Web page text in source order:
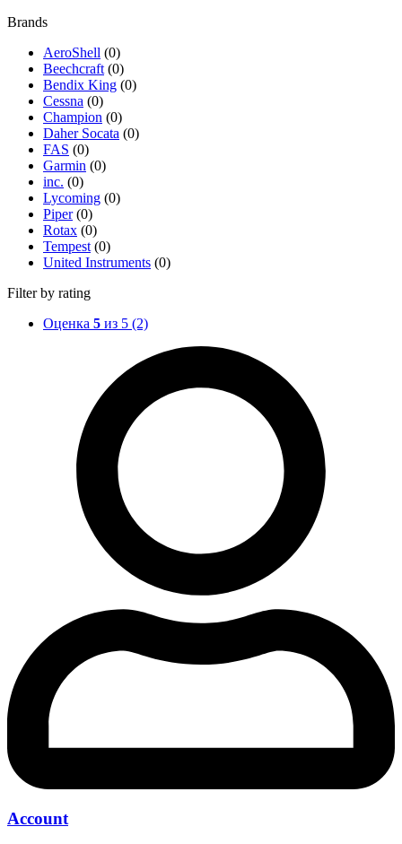
Brands
AeroShell (0)
Beechcraft (0)
Bendix King (0)
Cessna (0)
Champion (0)
Daher Socata (0)
FAS (0)
Garmin (0)
inc. (0)
Lycoming (0)
Piper (0)
Rotax (0)
Tempest (0)
United Instruments (0)
Filter by rating
Оценка 5 из 5 (2)
Account